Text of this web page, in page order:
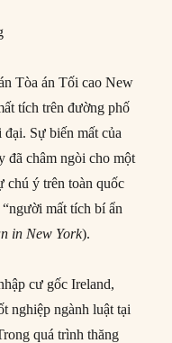
Tòa án Tối cao New
tích trên đường phố
Sự biến mất của
đã châm ngòi cho một
chú ý trên toàn quốc
mất tích bí ẩn
in New York).
cư gốc Ireland,
nghiệp ngành luật tại
quá trình thăng